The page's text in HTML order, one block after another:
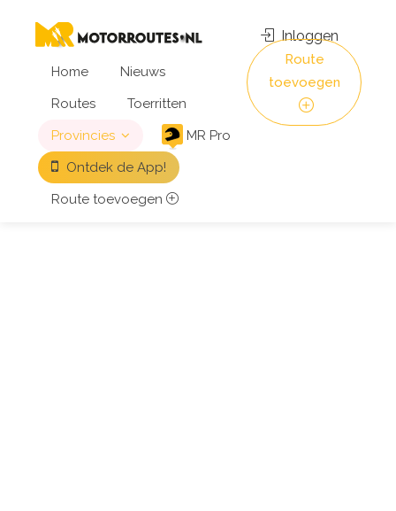
Home
Nieuws
Routes
Toerritten
Provincies
MR Pro
Ontdek de App!
Route toevoegen
Inloggen
Route
toevoegen